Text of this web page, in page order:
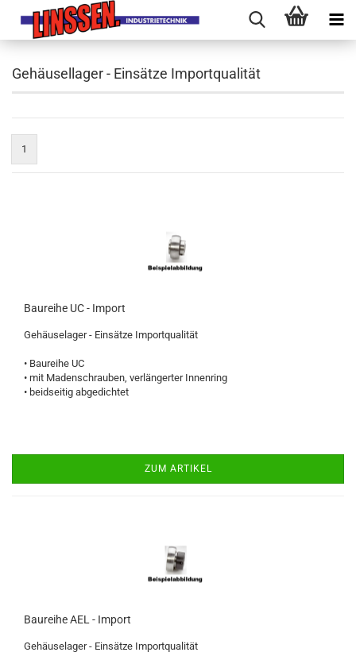
Gehäusellager - Einsätze Importqualität
1
Baureihe UC - Import
Gehäuselager - Einsätze Importqualität
• Baureihe UC
• mit Madenschrauben, verlängerter Innenring
• beidseitig abgedichtet
ZUM ARTIKEL
Baureihe AEL - Import
Gehäuselager - Einsätze Importqualität